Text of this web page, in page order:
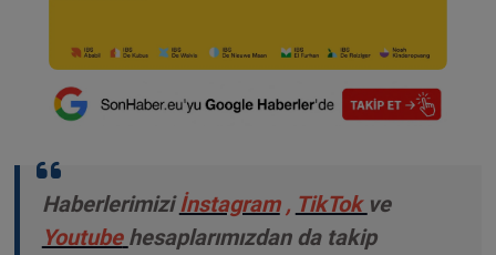
Haberlerimizi İnstagram , TikTok ve
Youtube hesaplarımızdan da takip